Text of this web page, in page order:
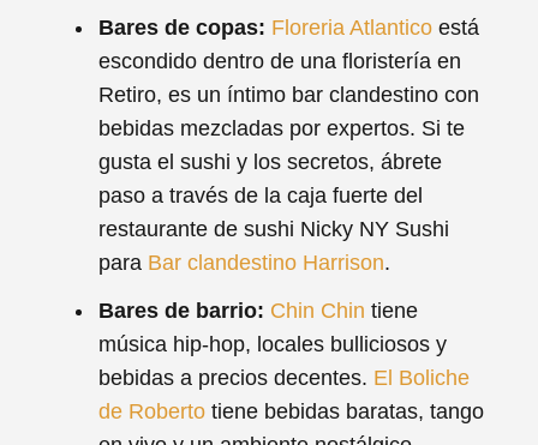
Bares de copas: Floreria Atlantico está
escondido dentro de una floristería en
Retiro, es un íntimo bar clandestino con
bebidas mezcladas por expertos. Si te
gusta el sushi y los secretos, ábrete
paso a través de la caja fuerte del
restaurante de sushi Nicky NY Sushi
para Bar clandestino Harrison.
Bares de barrio: Chin Chin tiene
música hip-hop, locales bulliciosos y
bebidas a precios decentes. El Boliche
de Roberto tiene bebidas baratas, tango